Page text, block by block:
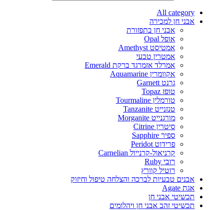
All category
אבני חן למכירה
אבני חן בתפזורת
אופל Opal
אמטיסט Amethyst
אמטרין טבעי
אמרלד אזמרגד ברקת Emerald
אקוומרין Aquamarine
גרנט Garnett
טופז Topaz
טורמלין Tourmaline
טנזנייט Tanzanite
מורגנייט Morganite
סיטרין Citrine
ספיר Sapphire
פרידוט Peridot
קרניאול-קרנייול Carnelian
רובי Ruby
רוטיל קוורץ
אבנים טבעיות לברכה והצלחה טיפול וחיזוק
אגת Agate
תכשיטי אבני חן
תכשיטי זהב אבני חן ויהלומים